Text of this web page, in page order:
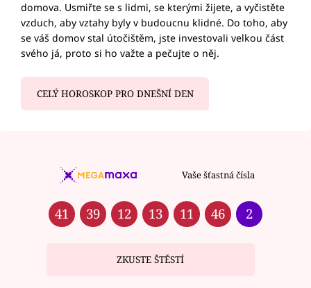
domova. Usmiřte se s lidmi, se kterými žijete, a vyčistěte
vzduch, aby vztahy byly v budoucnu klidné. Do toho, aby
se váš domov stal útočištěm, jste investovali velkou část
svého já, proto si ho važte a pečujte o něj.
CELÝ HOROSKOP PRO DNEŠNÍ DEN
Vaše šťastná čísla
41 39 12 13 11 46 2
ZKUSTE ŠTĚSTÍ